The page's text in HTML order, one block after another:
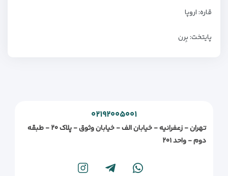
قاره: اروپا
پایتخت: بِرن
۰۲۱۹۲۰۰۵۰۰۱
تهران - زعفرانیه - خیابان الف - خیابان وثوق - پلاک ۲۰ - طبقه
دوم - واحد ۲۰۱